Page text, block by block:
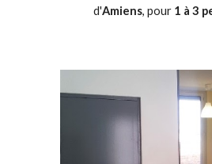
d'Amiens, pour 1 à 3